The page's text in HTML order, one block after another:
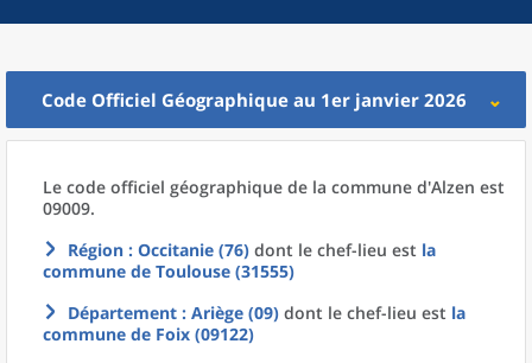
Code Officiel Géographique au 1er janvier 2026
Le code officiel géographique de la commune d'Alzen est
09009.
Région : Occitanie (76) dont le chef-lieu est la
commune de Toulouse (31555)
Département : Ariège (09) dont le chef-lieu est la
commune de Foix (09122)